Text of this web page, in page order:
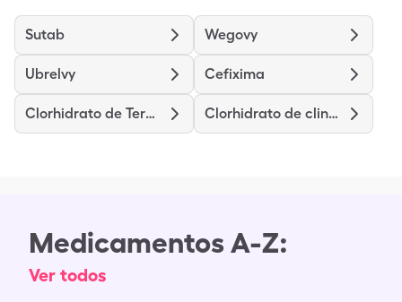
Sutab Wegovy
Ubrelvy Cefixima
Clorhidrato de Terazosina Clorhidrato de clindamicina
Medicamentos A-Z:
Ver todos